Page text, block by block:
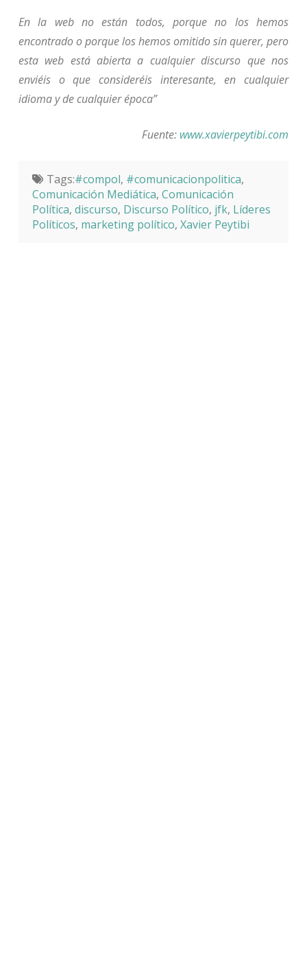
En la web no están todos, porque no los hemos
encontrado o porque los hemos omitido sin querer, pero
esta web está abierta a cualquier discurso que nos
enviéis o que consideréis interesante, en cualquier
idioma y de cualquier época”
Fuente: www.xavierpeytibi.com
Tags:#compol, #comunicacionpolitica,
Comunicación Mediática, Comunicación
Política, discurso, Discurso Político, jfk, Líderes
Políticos, marketing político, Xavier Peytibi